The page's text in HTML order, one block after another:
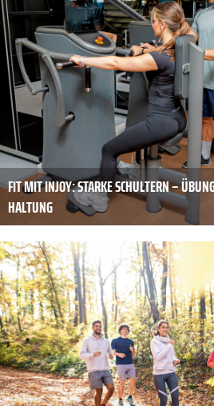
FIT MIT INJOY: STARKE SCHULTERN –
HALTUNG